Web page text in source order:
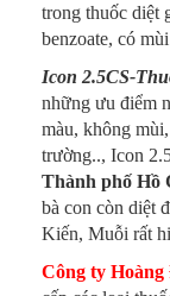
trong thuốc diệt
benzoate, có
Icon 2.5CS-
những ưu điểm
màu, không
trường.., Icon
Thành phố Hồ
bà con còn diệt
Kiến, Muỗi rất
Công ty